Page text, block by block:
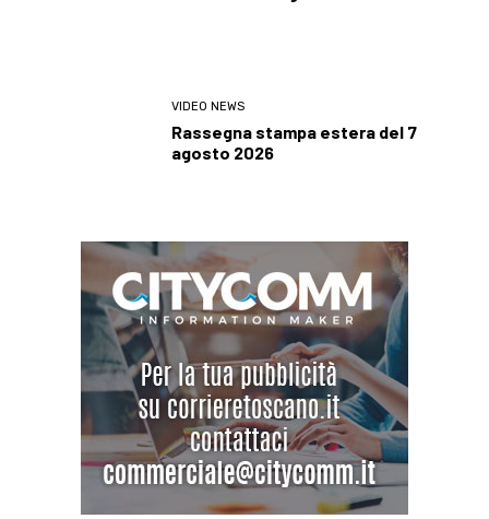
VIDEO NEWS
Rassegna stampa estera del 7
agosto 2026